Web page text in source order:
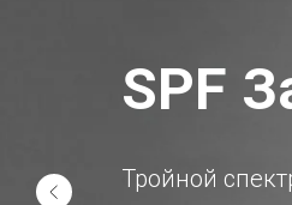
SPF
Тройной